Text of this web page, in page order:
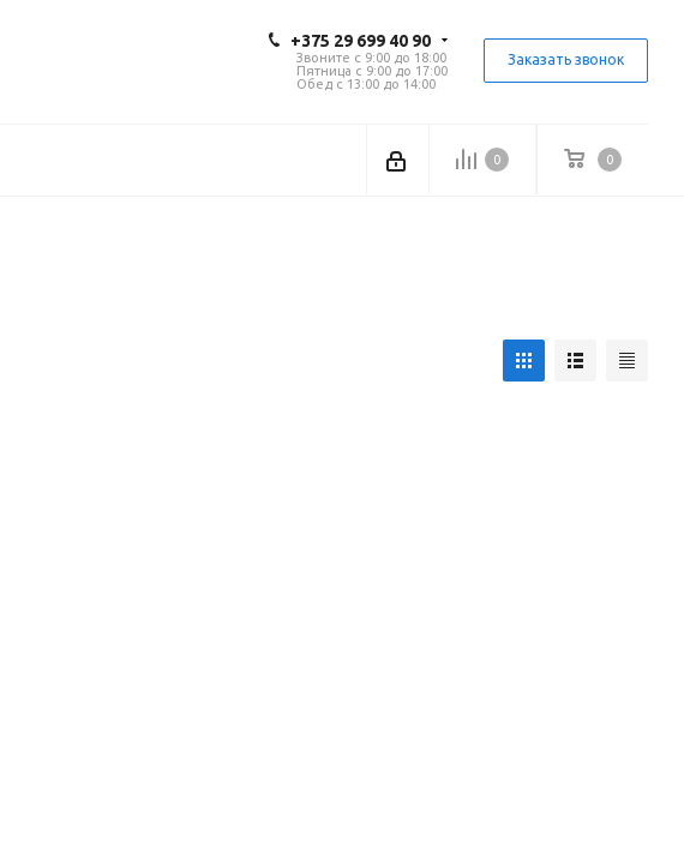
+375 29 699 40 90
Звоните с 9:00 до 18:00
Пятница с 9:00 до 17:00
Обед с 13:00 до 14:00
Заказать звонок
0 0